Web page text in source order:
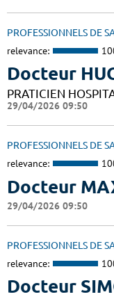
PROFESSIONNELS DE
relevance:
Docteur
PRATICIEN
29/04/2026 09:50
PROFESSIONNELS DE
relevance:
Docteur
29/04/2026 09:50
PROFESSIONNELS DE
relevance:
Docteur